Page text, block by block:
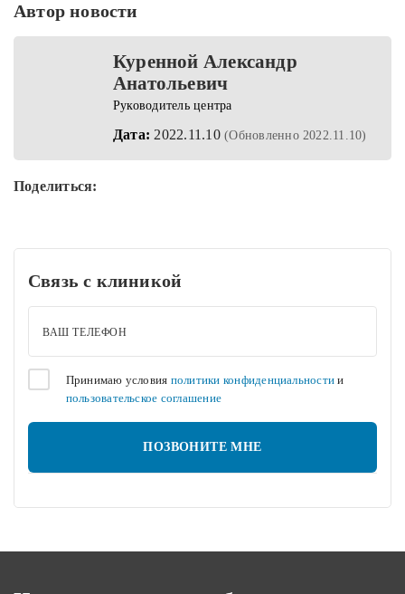
Автор новости
Куренной Александр
Анатольевич
Руководитель центра
Дата: 2022.11.10 (Обновленно 2022.11.10)
Поделиться:
Связь с клиникой
ВАШ ТЕЛЕФОН
Принимаю условия политики конфиденциальности и
пользовательское соглашение